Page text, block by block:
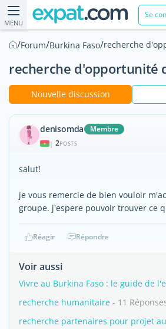
MENU
Se
/Forum/Burkina Faso/recherche
recherche d'opportunité
Nouvelle discussion
denisomda Membre
| 2POSTS
salut!
je vous remercie de bien vouloir
groupe. j'espere pouvoir trouver ce
Réagir Répondre
Voir aussi
Vivre au Burkina Faso : le guide de
recherche humanitaire - 11
recherche partenaires pour projet